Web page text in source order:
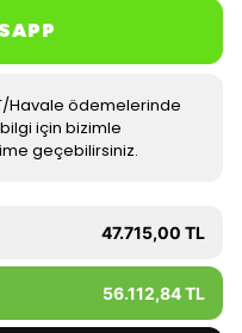
Havale ödemelerinde
için bizimle
geçebilirsiniz.
47.715,00 TL
56.112,84 TL